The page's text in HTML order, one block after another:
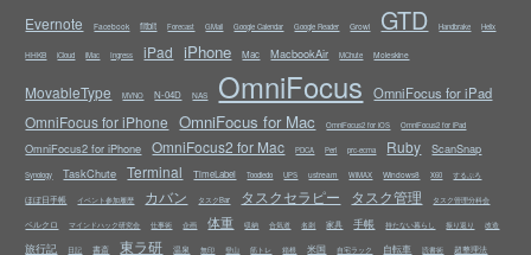
Evernote Facebook fitbit Forecast GMail Google Calendar Google Reader Growl GTD Handbrake Helix
HHKB iCloud iMac Ingress iPad iPhone Mac MacbookAir MChute Moleskine
MovableType MVNO N-04D NAS OmniFocus OmniFocus for iPad
OmniFocus for iPhone OmniFocus for Mac OmniFocus2 for iOS OmniFocus2 for iPad
OmniFocus2 for iPhone OmniFocus2 for Mac PDCA Perl prc-ecma Ruby ScanSnap
Synology TaskChute Terminal TimeLabel Toodledo UPS ustream WiMAX Windows8 X60 するぷろ
ほぼ日手帳 イベント参加履歴 カバン タスクBar タスクセラピー タスク管理 タスク管理分科会
ベルクロ マインドハック研究会 仕事術 企画 体重 収納 合気道 名刺 家具 手帳 持たない暮らし 振り返り 改造
旅行記 日記 書斎 東ラ研 温泉 無印 登山 筋トレ 箱根 米国 自宅ラック 自転車 読書術 超整理法